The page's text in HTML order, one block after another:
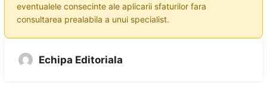
eventualele consecinte ale aplicarii sfaturilor fara
consultarea prealabila a unui specialist.
Echipa Editoriala